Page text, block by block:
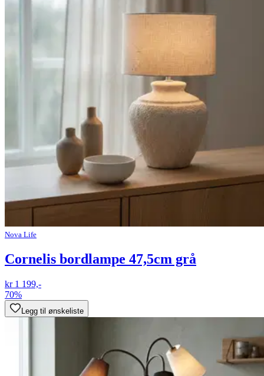
Nova Life
Cornelis bordlampe 47,5cm grå
kr 1 199,-
70%
Legg til ønskeliste